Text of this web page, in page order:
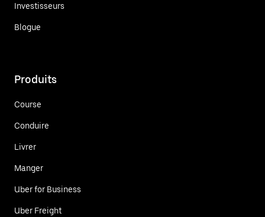
Investisseurs
Blogue
Produits
Course
Conduire
Livrer
Manger
Uber for Business
Uber Freight